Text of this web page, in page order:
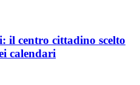
il centro cittadino scelto
calendari